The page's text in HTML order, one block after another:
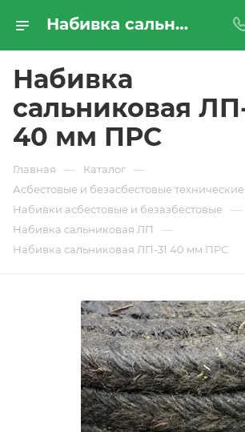
Набивка сальниковая ЛП-31 40 мм ПРС - купить по цене производителя с доставкой по Москве и России | ПРОМРЕСУРССЕРВИС
Набивка
сальниковая
40 мм ПРС
Главная — Каталог —
Асбестовые и безасбестовые
Набивки асбестовые и безазбестовые —
Набивка сальниковая ЛП —
Набивка сальниковая ЛП-31 40 мм ПРС